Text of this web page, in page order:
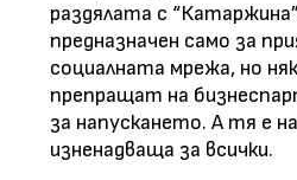
раздялата с
предназначен само за
социалната мрежа, но
препращат на
за напускането. А тя е
изненадваща за всички.